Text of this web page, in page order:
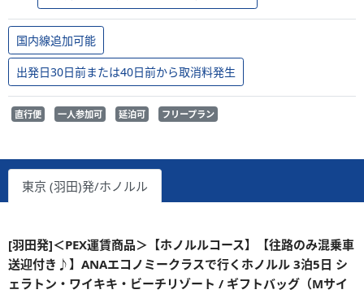
国内線追加可能
出発日30日前または40日前から取消料発生
直行便 一人参加可 延泊可 フリープラン
東京 (羽田)発/ホノルル
[羽田発]＜PEX運賃商品＞【ホノルルコース】【往路のみ混乗車
送迎付き♪】ANAエコノミークラスで行くホノルル 3泊5日 シ
ェラトン・ワイキキ・ビーチリゾート / ギフトバッグ（Mサイ